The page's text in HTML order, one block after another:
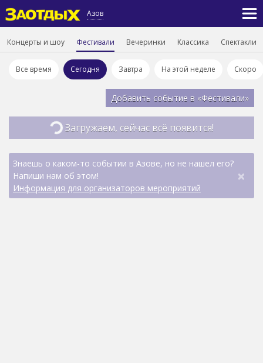
Азов
Концерты и шоу Фестивали Вечеринки Классика Спектакли
Все время Сегодня Завтра На этой неделе Скоро
Добавить событие в «Фестивали»
Загружаем, сейчас всё появится!
Знаешь о каком-то событии в Азове, но не нашел его?
Напиши нам об этом!
Информация для организаторов мероприятий
×